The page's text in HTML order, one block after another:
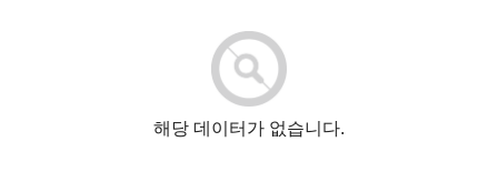
해당 데이터가 없습니다.